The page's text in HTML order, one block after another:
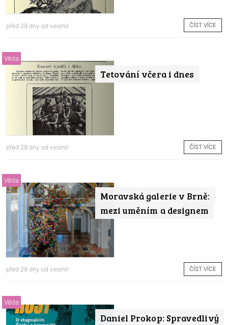
před 29 dny od vesmír ČÍST VÍCE
Tetování včera i dnes
Věda
před 29 dny od vesmír ČÍST VÍCE
Moravská galerie v Brně:
mezi uměním a designem
Věda
před 29 dny od vesmír ČÍST VÍCE
Daniel Prokop: Spravedlivý
Věda